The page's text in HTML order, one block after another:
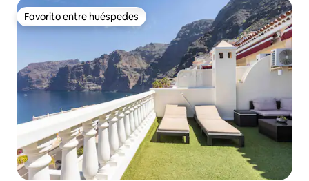
Favorito entre huéspedes
Favorito entre huéspedes